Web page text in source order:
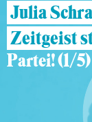
Julia
Zeitgeist
Partei! (1/5)